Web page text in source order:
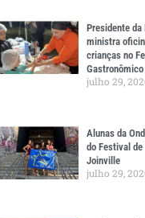
Presidente da
ministra
crianças no
Gastronômico
julho 29,
Alunas da
do Festival de
Joinville
julho 29,